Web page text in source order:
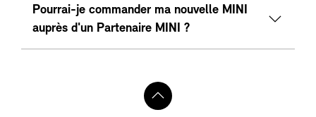
Pourrai-je commander ma nouvelle MINI
auprès d'un Partenaire MINI ?